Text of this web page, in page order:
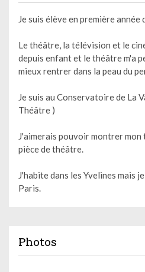
Je suis élève en première année
Le théâtre, la télévision et le
depuis enfant et le théâtre m'a
mieux rentrer dans la peau du
Je suis au Conservatoire de La
Théâtre )
J'aimerais pouvoir montrer mon
pièce de théâtre.
J'habite dans les Yvelines mais
Paris.
Photos